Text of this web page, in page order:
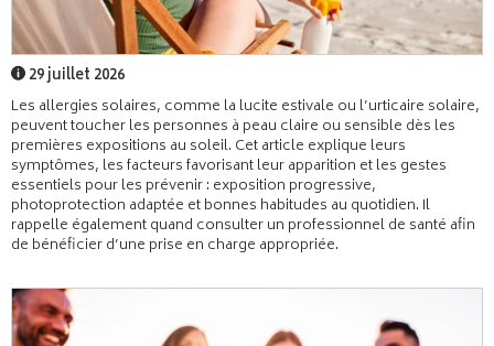
29 juillet 2026
Les allergies solaires, comme la lucite estivale ou l’urticaire solaire,
peuvent toucher les personnes à peau claire ou sensible dès les
premières expositions au soleil. Cet article explique leurs
symptômes, les facteurs favorisant leur apparition et les gestes
essentiels pour les prévenir : exposition progressive,
photoprotection adaptée et bonnes habitudes au quotidien. Il
rappelle également quand consulter un professionnel de santé afin
de bénéficier d’une prise en charge appropriée.